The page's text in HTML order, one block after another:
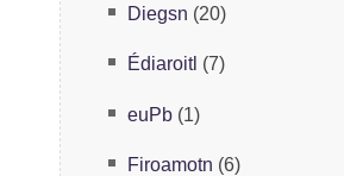
Dgsein (20)
Édrtoiail (7)
euPb (1)
Firoamton (6)